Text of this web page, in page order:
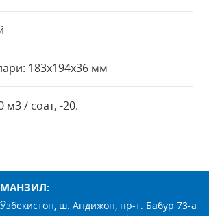
183х194х36 мм
м3 / соат, -20.
МАНЗИЛ:
Ўзбекистон, ш. Андижон, пр-т. Бабур 73-а